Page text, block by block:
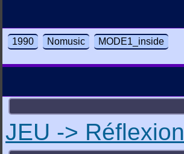
1990 Nomusic MODE1_inside
JEU -> Réflexion